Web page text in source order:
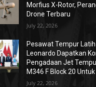
Morfius X-Rotor,
Drone Terbaru
July 22, 2026
Pesawat Tempur
Leonardo Dapatkan
Pengadaan Jet
M346 F Block 20 Untuk
July 22, 2026